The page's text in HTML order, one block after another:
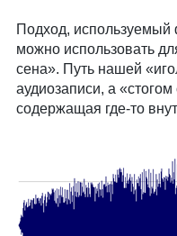
Подход, используемый
можно использовать
сена». Путь нашей
аудиозаписи, а
содержащая где-то